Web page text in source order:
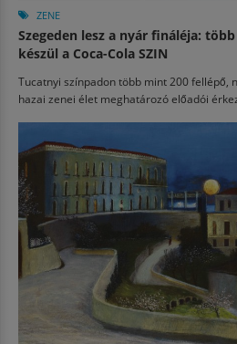
ZENE
Szegeden lesz a nyár fináléja:
készül a Coca-Cola SZIN
Tucatnyi színpadon több mint 200 fellépő,
hazai zenei élet meghatározó előadói